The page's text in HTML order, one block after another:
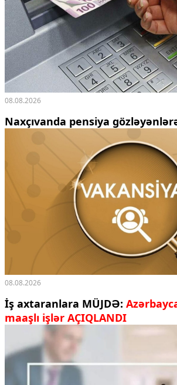
Ekologiya
Zəfər - 5
Gənclər və İdman
Media və QHT
Hadisə
Sağlamlıq
Sosium
Mənəvi dəyərlər
Texnologiya
Mətbuat-150
08.08.2026
Naxçıvanda pensiya
08.08.2026
İş axtaranlara MÜJDƏ:
maaşlı işlər AÇIQLANDI